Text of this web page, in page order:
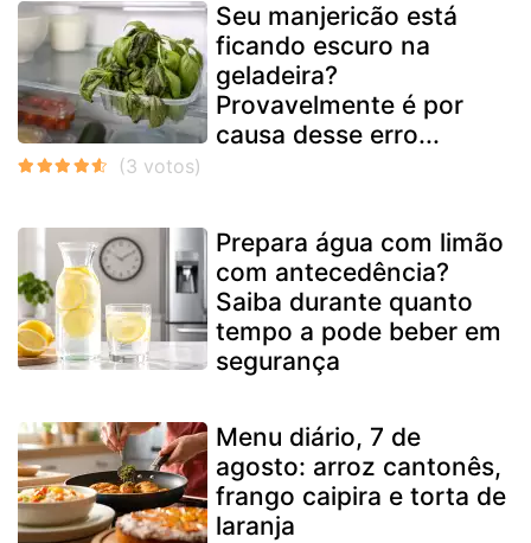
Seu manjericão está
ficando escuro na
geladeira?
Provavelmente é por
causa desse erro...
Prepara água com limão
com antecedência?
Saiba durante quanto
tempo a pode beber em
segurança
Menu diário, 7 de
agosto: arroz cantonês,
frango caipira e torta de
laranja